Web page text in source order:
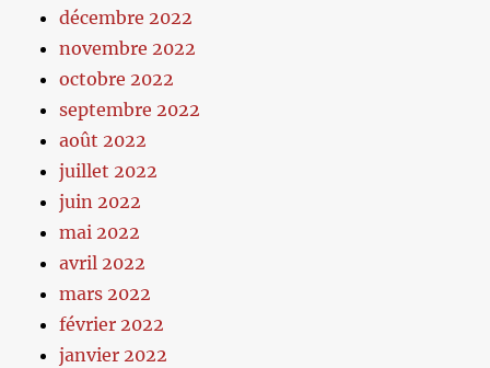
décembre 2022
novembre 2022
octobre 2022
septembre 2022
août 2022
juillet 2022
juin 2022
mai 2022
avril 2022
mars 2022
février 2022
janvier 2022